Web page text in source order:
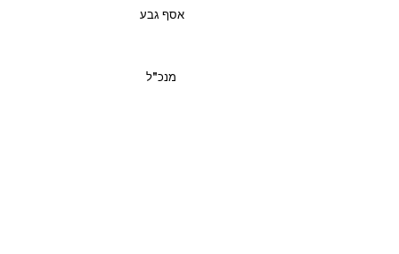
אסף גבע
מנכ"ל